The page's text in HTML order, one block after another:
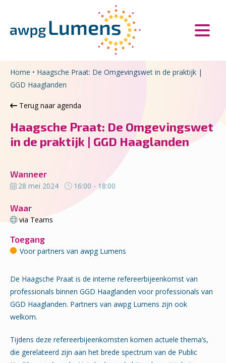
Home • Haagsche Praat: De Omgevingswet in de praktijk |
GGD Haaglanden
Terug naar agenda
Haagsche Praat: De Omgevingswet
in de praktijk | GGD Haaglanden
Wanneer
28 mei 2024 16:00 - 18:00
Waar
via Teams
Toegang
Voor partners van awpg Lumens
De Haagsche Praat is de interne refereerbijeenkomst van
professionals binnen GGD Haaglanden voor professionals van
GGD Haaglanden. Partners van awpg Lumens zijn ook
welkom.
Tijdens deze refereerbijeenkomsten komen actuele thema’s,
die gerelateerd zijn aan het brede spectrum van de Public